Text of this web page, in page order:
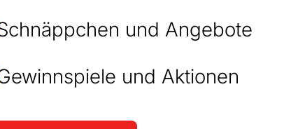
und Angebote
und Aktionen